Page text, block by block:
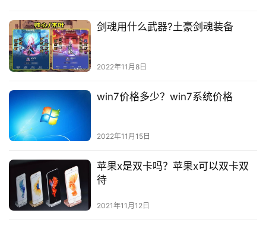
之成为…
剑魂用什么武器?土豪剑魂装备
2022年11月8日
win7价格多少？win7系统价格
2022年11月15日
苹果x是双卡吗？苹果x可以双卡双
待
2021年11月12日